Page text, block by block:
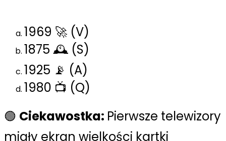
1969 🚀 (V)
1875 🕰️ (S)
1925 📡 (A)
1980 📺 (Q)
🟢 Ciekawostka: Pierwsze telewizory
miały ekran wielkości kartki